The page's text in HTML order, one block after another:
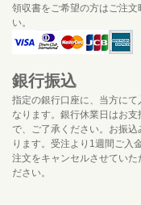
領収書をご希望の方はご注
い。
銀行振込
指定の銀行口座に、当方にて
なります。銀行休業日はお
で、ご了承ください。お振
ります。受注より1週間ご入
注文をキャンセルさせていた
ださい。